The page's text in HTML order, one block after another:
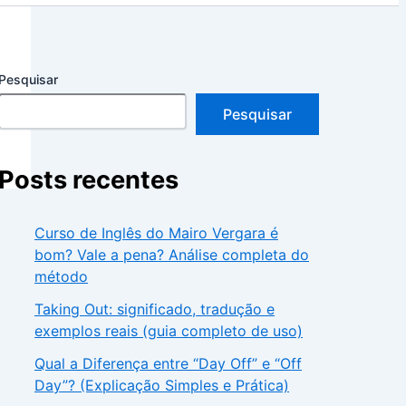
Pesquisar
recentes
Curso de Inglês do Mairo Vergara é
bom? Vale a pena? Análise completa do
método
Taking Out: significado, tradução e
exemplos reais (guia completo de uso)
Qual a Diferença entre “Day Off” e “Off
Day”? (Explicação Simples e Prática)